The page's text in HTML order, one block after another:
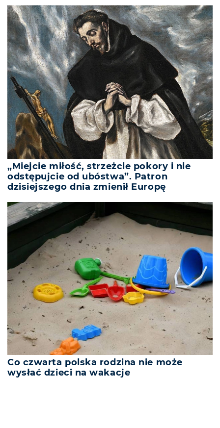
„Miejcie miłość, strzeżcie pokory i nie
odstępujcie od ubóstwa”. Patron
dzisiejszego dnia zmienił Europę
Co czwarta polska rodzina nie może
wysłać dzieci na wakacje